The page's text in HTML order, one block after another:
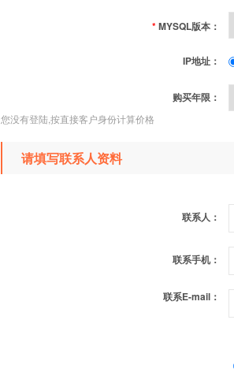
*MYSQL版本：
IP地址：
购买年限：
您没有登陆,按直接客户身份计算价格
请填写联系人资料
联系人：
联系手机：
联系E-mail：